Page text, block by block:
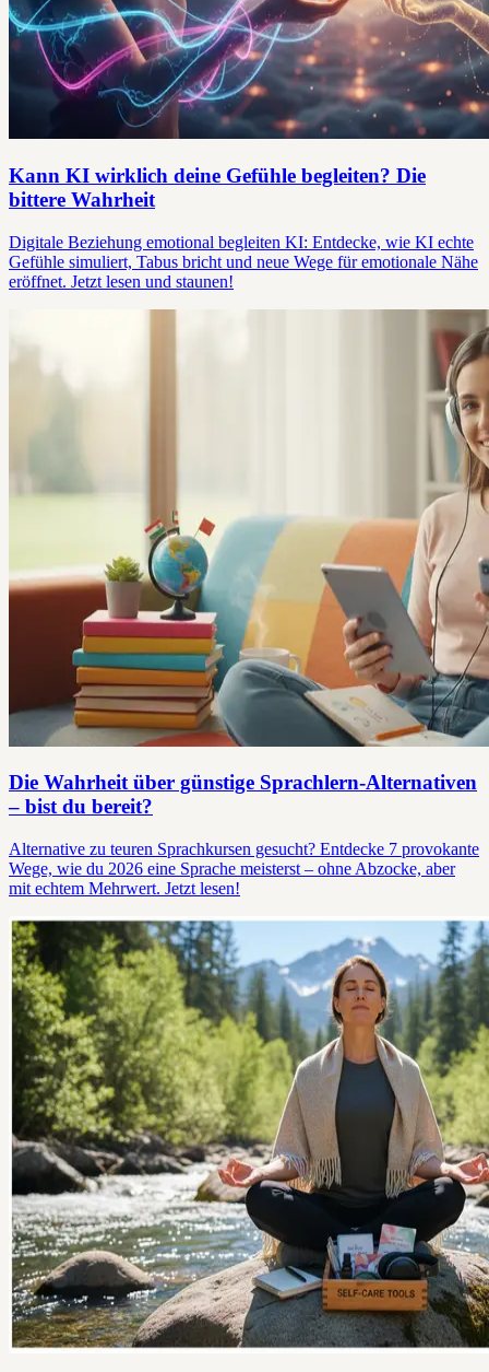
Kann KI wirklich deine Gefühle begleiten? Die
bittere Wahrheit
Digitale Beziehung emotional begleiten KI: Entdecke, wie KI echte
Gefühle simuliert, Tabus bricht und neue Wege für emotionale Nähe
eröffnet. Jetzt lesen und staunen!
Die Wahrheit über günstige Sprachlern-Alternativen
– bist du bereit?
Alternative zu teuren Sprachkursen gesucht? Entdecke 7 provokante
Wege, wie du 2026 eine Sprache meisterst – ohne Abzocke, aber
mit echtem Mehrwert. Jetzt lesen!